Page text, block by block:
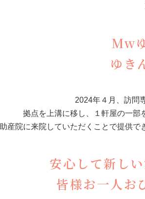
Mw
ゆき
2024年４月、訪問
拠点を上溝に移し、１軒屋の一部
助産院に来院していただくことで提供で
安心して新し
皆様お一人お